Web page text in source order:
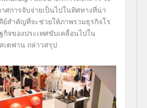
ศการจับจ่ายเป็นไปในทิศทางที่น่า
ย์สำคัญที่จะช่วยให้ภาพรวมธุรกิจโร
กิจของประเทศขับเคลื่อนไปใน
เตฟาน กล่าวสรุป